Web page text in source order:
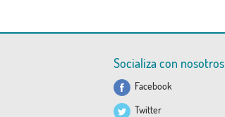
Socializa con nosotros
Facebook
Twitter